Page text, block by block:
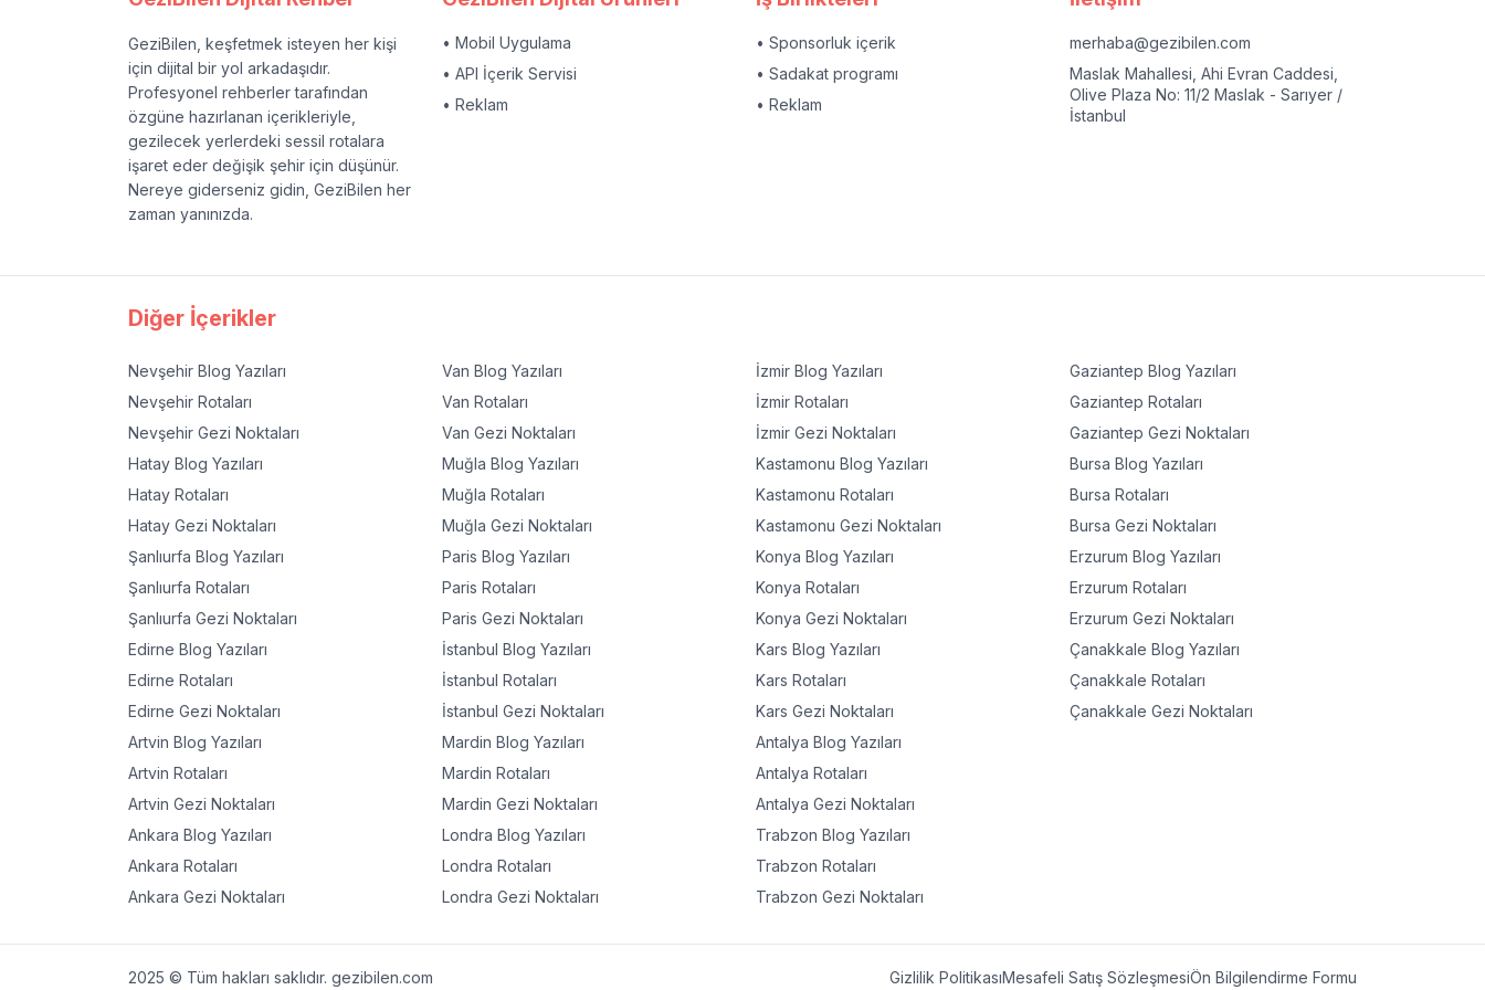
GeziBilen, keşfetmek isteyen her kişi
için dijital bir yol arkadaşıdır.
Profesyonel rehberler tarafından
özgüne hazırlanan içerikleriyle,
gezilecek yerlerdeki sessil rotalara
işaret eder değişik şehir için düşünür.
Nereye giderseniz gidin, GeziBilen her
zaman yanınızda.
• Mobil Uygulama
• API İçerik Servisi
• Reklam
• Sponsorluk içerik
• Sadakat programı
• Reklam
merhaba@gezibilen.com
Maslak Mahallesi, Ahi Evran Caddesi,
Olive Plaza No: 11/2 Maslak - Sarıyer /
İstanbul
Diğer İçerikler
Nevşehir Blog Yazıları
Nevşehir Rotaları
Nevşehir Gezi Noktaları
Hatay Blog Yazıları
Hatay Rotaları
Hatay Gezi Noktaları
Şanlıurfa Blog Yazıları
Şanlıurfa Rotaları
Şanlıurfa Gezi Noktaları
Edirne Blog Yazıları
Edirne Rotaları
Edirne Gezi Noktaları
Artvin Blog Yazıları
Artvin Rotaları
Artvin Gezi Noktaları
Ankara Blog Yazıları
Ankara Rotaları
Ankara Gezi Noktaları
Van Blog Yazıları
Van Rotaları
Van Gezi Noktaları
Muğla Blog Yazıları
Muğla Rotaları
Muğla Gezi Noktaları
Paris Blog Yazıları
Paris Rotaları
Paris Gezi Noktaları
İstanbul Blog Yazıları
İstanbul Rotaları
İstanbul Gezi Noktaları
Mardin Blog Yazıları
Mardin Rotaları
Mardin Gezi Noktaları
Londra Blog Yazıları
Londra Rotaları
Londra Gezi Noktaları
İzmir Blog Yazıları
İzmir Rotaları
İzmir Gezi Noktaları
Kastamonu Blog Yazıları
Kastamonu Rotaları
Kastamonu Gezi Noktaları
Konya Blog Yazıları
Konya Rotaları
Konya Gezi Noktaları
Kars Blog Yazıları
Kars Rotaları
Kars Gezi Noktaları
Antalya Blog Yazıları
Antalya Rotaları
Antalya Gezi Noktaları
Trabzon Blog Yazıları
Trabzon Rotaları
Trabzon Gezi Noktaları
Gaziantep Blog Yazıları
Gaziantep Rotaları
Gaziantep Gezi Noktaları
Bursa Blog Yazıları
Bursa Rotaları
Bursa Gezi Noktaları
Erzurum Blog Yazıları
Erzurum Rotaları
Erzurum Gezi Noktaları
Çanakkale Blog Yazıları
Çanakkale Rotaları
Çanakkale Gezi Noktaları
2025 © Tüm hakları saklıdır. gezibilen.com Gizlilik PolitikasıMesafeli Satış SözleşmesiÖn Bilgilendirme Formu